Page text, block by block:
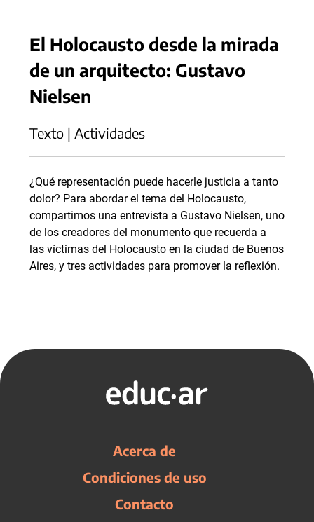
El Holocausto desde la mirada
de un arquitecto: Gustavo
Nielsen
Texto | Actividades
¿Qué representación puede hacerle justicia a tanto
dolor? Para abordar el tema del Holocausto,
compartimos una entrevista a Gustavo Nielsen, uno
de los creadores del monumento que recuerda a
las víctimas del Holocausto en la ciudad de Buenos
Aires, y tres actividades para promover la reflexión.
Acerca de
Condiciones de uso
Contacto